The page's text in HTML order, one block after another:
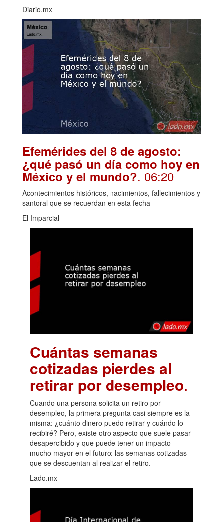
Diario.mx
Efemérides del 8 de agosto:
¿qué pasó un día como hoy en
México y el mundo?. 06:20
Acontecimientos históricos, nacimientos, fallecimientos y
santoral que se recuerdan en esta fecha
El Imparcial
Cuántas semanas
cotizadas pierdes al
retirar por desempleo.
Cuando una persona solicita un retiro por
desempleo, la primera pregunta casi siempre es la
misma: ¿cuánto dinero puedo retirar y cuándo lo
recibiré? Pero, existe otro aspecto que suele pasar
desapercibido y que puede tener un impacto
mucho mayor en el futuro: las semanas cotizadas
que se descuentan al realizar el retiro.
Lado.mx